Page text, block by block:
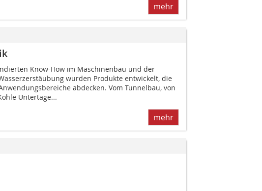
mehr
Know-How im Maschinenbau und der
wurden Produkte entwickelt, die
abdecken. Vom Tunnelbau, von
Untertage...
mehr